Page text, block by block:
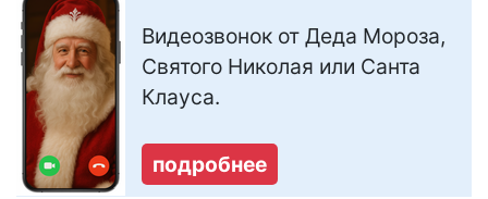
Видеозвонок от Деда Мороза,
Святого Николая или Санта
Клауса.
подробнее